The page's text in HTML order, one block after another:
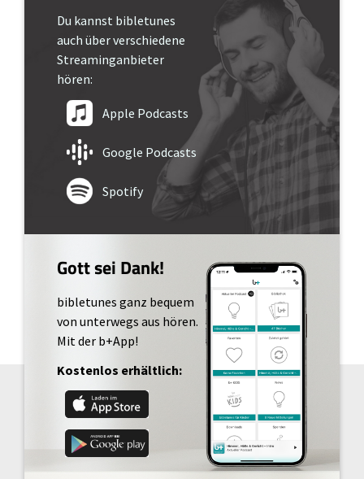
Du kannst bibletunes
auch über verschiedene
Streaminganbieter
hören:
Apple Podcasts
Google Podcasts
Spotify
Gott sei Dank!
bibletunes ganz bequem
von unterwegs aus hören.
Mit der b+App!
Kostenlos erhältlich: